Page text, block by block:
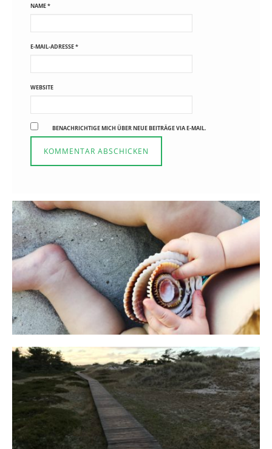
NAME*
E-MAIL-ADRESSE*
WEBSITE
BENACHRICHTIGE MICH ÜBER NEUE BEITRÄGE VIA E-MAIL.
Reisen in der Elternzeit
16. SEPTEMBER 2019
Fischland
12. FEBRUAR 2019